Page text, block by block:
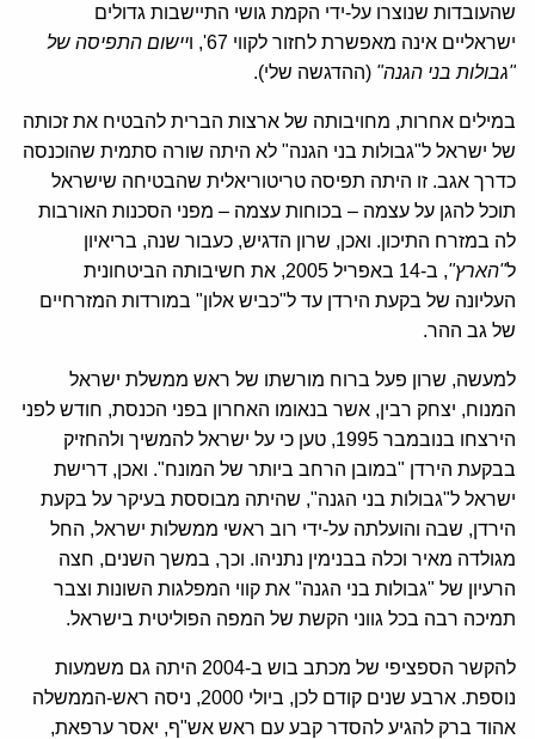
שהעובדות שנוצרו על-ידי הקמת גושי התיישבות גדולים
ישראליים אינה מאפשרת לחזור לקווי 67', ו
יישום התפיסה של
"גבולות בני הגנה" (ההדגשה שלי).
במילים אחרות, מחויבותה של ארצות הברית להבטיח את זכותה
של ישראל ל"גבולות בני הגנה" לא היתה שורה סתמית שהוכנסה
כדרך אגב. זו היתה תפיסה טריטוריאלית שהבטיחה שישראל
תוכל להגן על עצמה – בכוחות עצמה – מפני הסכנות האורבות
לה במזרח התיכון. ואכן, שרון הדגיש, כעבור שנה, בריאיון
ל"הארץ"
, ב-14 באפריל 2005, את חשיבותה הביטחונית
העליונה של בקעת הירדן עד ל"כביש אלון" במורדות המזרחיים
של גב ההר.
למעשה, שרון פעל ברוח מורשתו של ראש ממשלת ישראל
המנוח, יצחק רבין, אשר בנאומו האחרון בפני הכנסת, חודש לפני
הירצחו בנובמבר 1995, טען כי על ישראל להמשיך ולהחזיק
בבקעת הירדן "במובן הרחב ביותר של המונח". ואכן, דרישת
ישראל ל"גבולות בני הגנה", שהיתה מבוססת בעיקר על בקעת
הירדן, שבה והועלתה על-ידי רוב ראשי ממשלות ישראל, החל
מגולדה מאיר וכלה בבנימין נתניהו. וכך, במשך השנים, חצה
הרעיון של "גבולות בני הגנה" את קווי המפלגות השונות וצבר
תמיכה רבה בכל גווני הקשת של המפה הפוליטית בישראל.
להקשר הספציפי של מכתב בוש ב-2004 היתה גם משמעות
נוספת. ארבע שנים קודם לכן, ביולי 2000, ניסה ראש-הממשלה
אהוד ברק להגיע להסדר קבע עם ראש אש"ף, יאסר ערפאת,